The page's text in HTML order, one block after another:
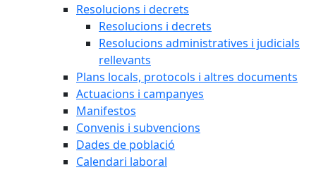
Resolucions i decrets
Resolucions i decrets
Resolucions administratives i judicials
rellevants
Plans locals, protocols i altres documents
Actuacions i campanyes
Manifestos
Convenis i subvencions
Dades de població
Calendari laboral